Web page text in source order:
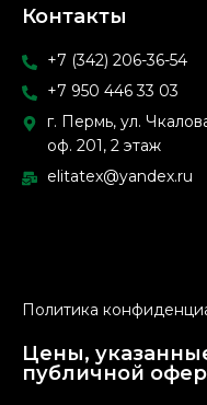
Контакты
+7 (342) 206-36-54
+7 950 446 33 03
г. Пермь, ул.
оф. 201, 2 этаж
elitatex@yandex.ru
Политика
Цены,
публичной